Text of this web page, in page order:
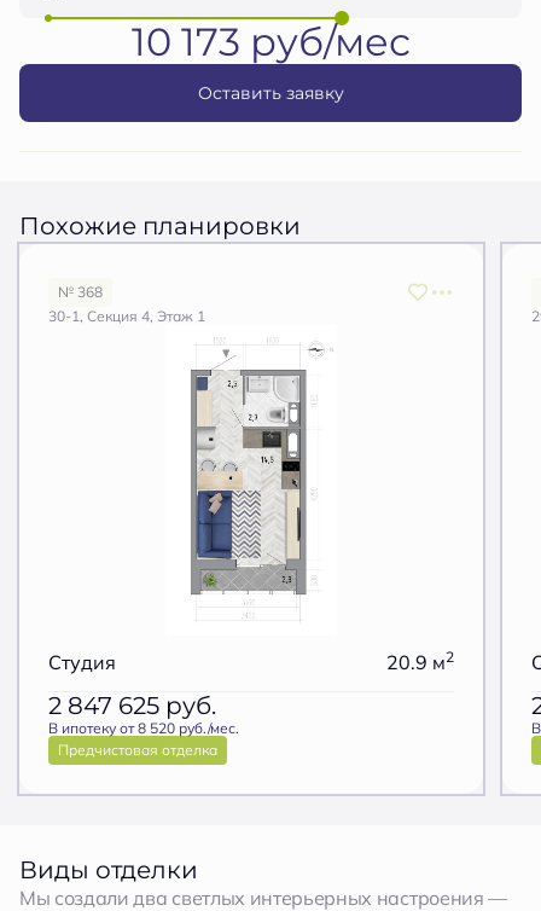
10 173 руб/мес
Оставить заявку
Похожие планировки
№ 368
30-1, Секция 4, Этаж 1
Студия 20.9 м2
2 847 625 руб.
В ипотеку от 8 520 руб./мес.
Предчистовая отделка
Виды отделки
Мы создали два светлых интерьерных настроения —